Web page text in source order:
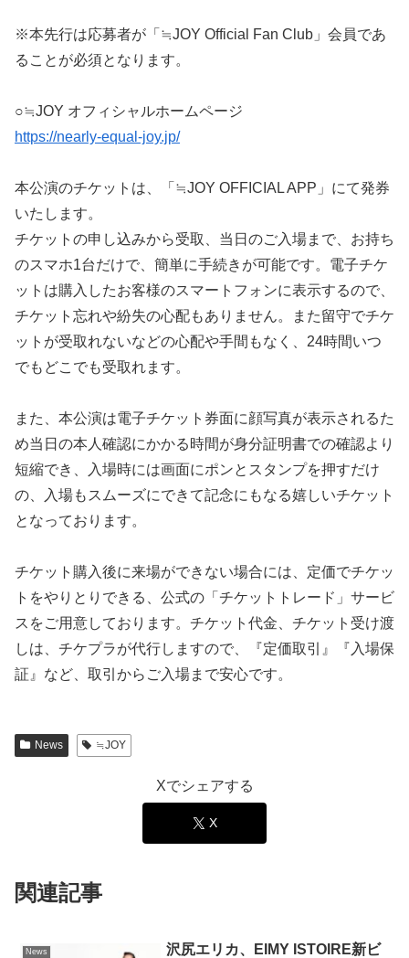
※本先行は応募者が「≒JOY Official Fan Club」会員であ
ることが必須となります。
○≒JOY オフィシャルホームページ
https://nearly-equal-joy.jp/
本公演のチケットは、「≒JOY OFFICIAL APP」にて発券
いたします。
チケットの申し込みから受取、当日のご入場まで、お持ち
のスマホ1台だけで、簡単に手続きが可能です。電子チケ
ットは購入したお客様のスマートフォンに表示するので、
チケット忘れや紛失の心配もありません。また留守でチケ
ットが受取れないなどの心配や手間もなく、24時間いつ
でもどこでも受取れます。
また、本公演は電子チケット券面に顔写真が表示されるた
め当日の本人確認にかかる時間が身分証明書での確認より
短縮でき、入場時には画面にポンとスタンプを押すだけ
の、入場もスムーズにできて記念にもなる嬉しいチケット
となっております。
チケット購入後に来場ができない場合には、定価でチケッ
トをやりとりできる、公式の「チケットトレード」サービ
スをご用意しております。チケット代金、チケット受け渡
しは、チケプラが代行しますので、『定価取引』『入場保
証』など、取引からご入場まで安心です。
News ≒JOY
Xでシェアする
X
関連記事
News
沢尻エリカ、EIMY ISTOIRE新ビ